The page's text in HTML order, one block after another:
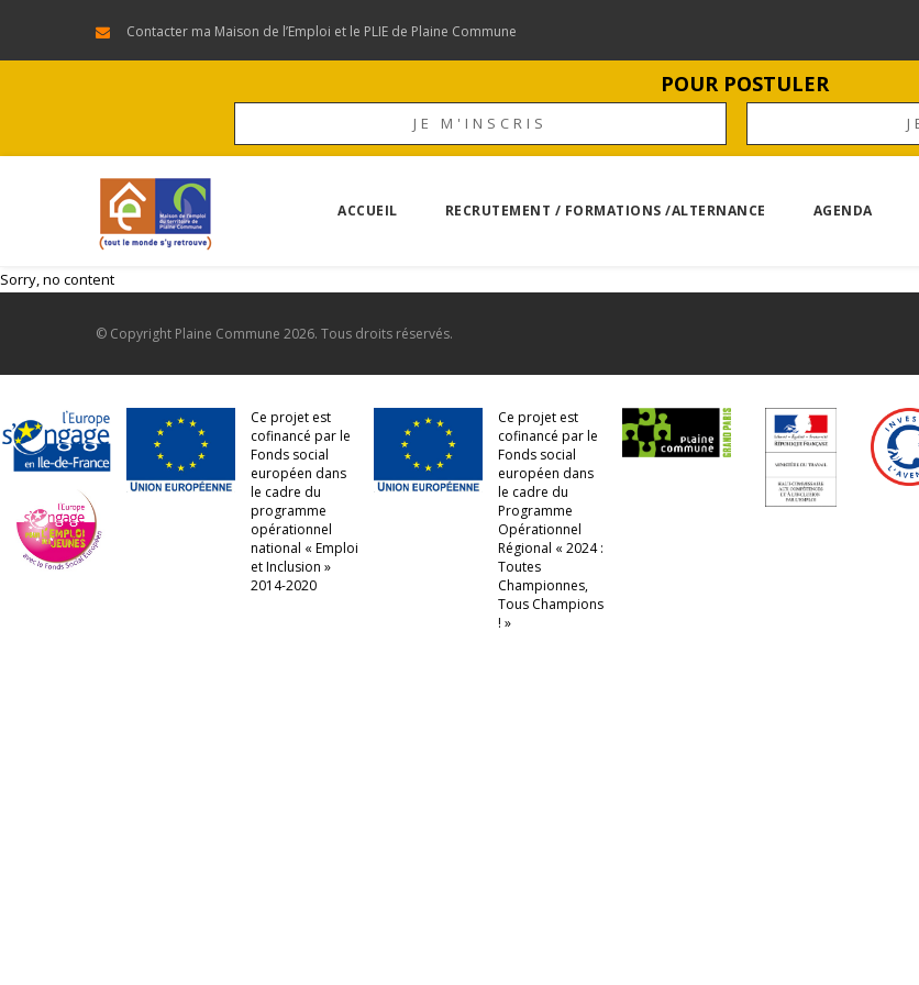
Contacter ma Maison de l’Emploi et le PLIE de Plaine Commune
POUR POSTULER
JE M'INSCRIS
ACCUEIL RECRUTEMENT / FORMATIONS /ALTERNANCE AGENDA
Sorry, no content
© Copyright Plaine Commune 2026. Tous droits réservés.
Ce projet est
cofinancé par le
Fonds social
européen dans
le cadre du
programme
opérationnel
national « Emploi
et Inclusion »
2014-2020
Ce projet est
cofinancé par le
Fonds social
européen dans
le cadre du
Programme
Opérationnel
Régional « 2024 :
Toutes
Championnes,
Tous Champions
! »